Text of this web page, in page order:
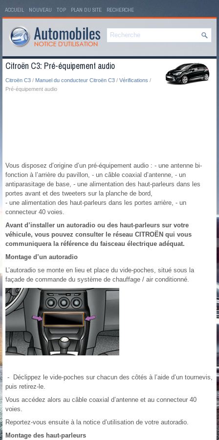
ACCUEIL NOUVEAU TOP PLAN DU SITE RECHERCHE
Citroën C3: Pré-équipement audio
Citroën C3 / Manuel du conducteur Citroën C3 / Vérifications /
Pré-équipement audio
Vous disposez d’origine d’un pré-équipement audio : - une antenne bi-
fonction à l’arrière du pavillon, - un câble coaxial d’antenne, - un
antiparasitage de base, - une alimentation des haut-parleurs dans les
portes avant et des tweeters sur la planche de bord,
- une alimentation des haut-parleurs dans les portes arrière, - un
connecteur 40 voies.
Avant d’installer un autoradio ou des haut-parleurs sur votre
véhicule, vous pouvez consulter le réseau CITROËN qui vous
communiquera la référence du faisceau électrique adéquat.
Montage d’un autoradio
L’autoradio se monte en lieu et place du vide-poches, situé sous la
façade de commande du système de chauffage / air conditionné.
- Déclippez le vide-poches sur chacun des côtés à l’aide d’un tournevis,
puis retirez-le.
Vous accédez alors au câble coaxial d’antenne et au connecteur 40
voies.
Reportez-vous ensuite à la notice d’utilisation de votre autoradio.
Montage des haut-parleurs